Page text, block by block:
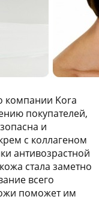
компании Kora
покупателей,
и
с коллагеном
антивозрастной
стала заметно
всего
поможет им